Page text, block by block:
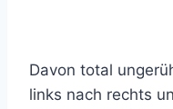
Davon total
links nach rechts